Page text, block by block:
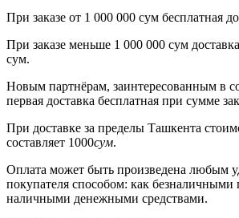
При заказе от 1 000 000 сум бесплатная
При заказе меньше 1 000 000 сум
сум.
Новым партнёрам, заинтересованным в
первая доставка бесплатная при сумме
При доставке за пределы Ташкента
составляет 1000сум.
Оплата может быть произведена любым
покупателя способом: как безналичными
наличными денежными средствами.